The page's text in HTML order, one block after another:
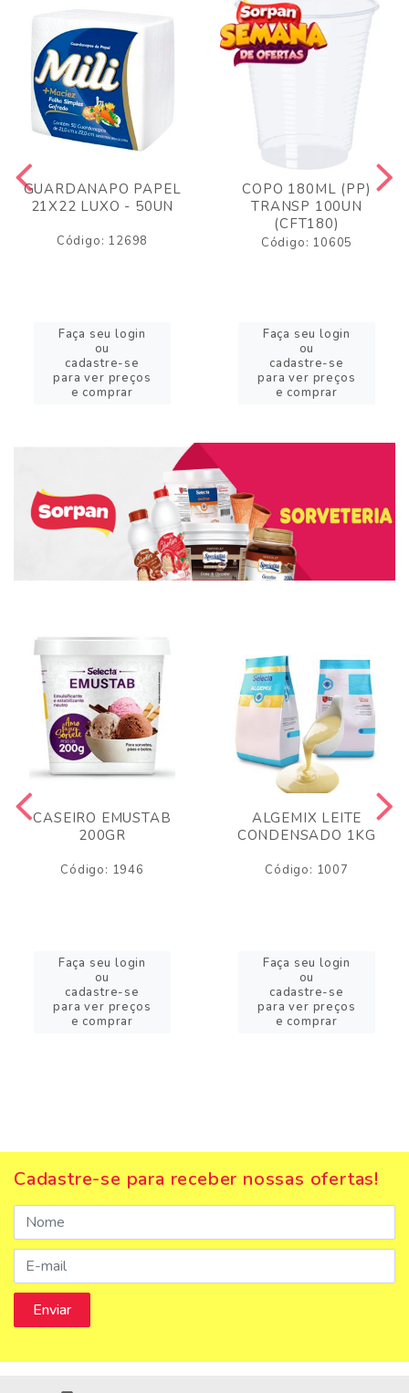
GUARDANAPO PAPEL
21X22 LUXO - 50UN
Código: 12698
Faça seu login
ou
cadastre-se
para ver preços
e comprar
COPO 180ML (PP)
TRANSP 100UN
(CFT180)
Código: 10605
Faça seu login
ou
cadastre-se
para ver preços
e comprar
CASEIRO EMUSTAB
200GR
Código: 1946
Faça seu login
ou
cadastre-se
para ver preços
e comprar
ALGEMIX LEITE
CONDENSADO 1KG
Código: 1007
Faça seu login
ou
cadastre-se
para ver preços
e comprar
Cadastre-se para receber nossas ofertas!